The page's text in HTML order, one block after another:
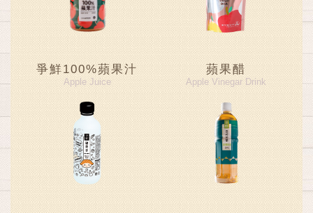
爭鮮100%蘋果汁
Apple Juice
蘋果醋
Apple Vinegar Drink